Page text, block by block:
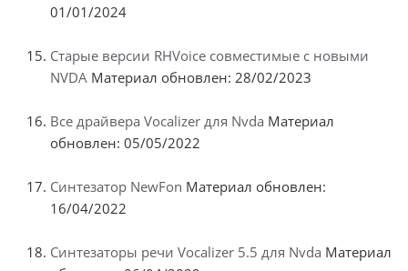
01/01/2024
Старые версии RHVoice совместимые с новыми
NVDA Материал обновлен: 28/02/2023
Все драйвера Vocalizer для Nvda Материал
обновлен: 05/05/2022
Синтезатор NewFon Материал обновлен:
16/04/2022
Синтезаторы речи Vocalizer 5.5 для Nvda Материал